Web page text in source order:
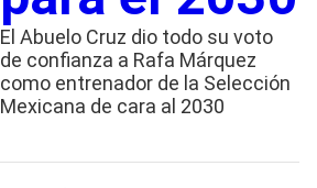
El Abuelo Cruz dio todo su voto
de confianza a Rafa Márquez
como entrenador de la Selección
Mexicana de cara al 2030